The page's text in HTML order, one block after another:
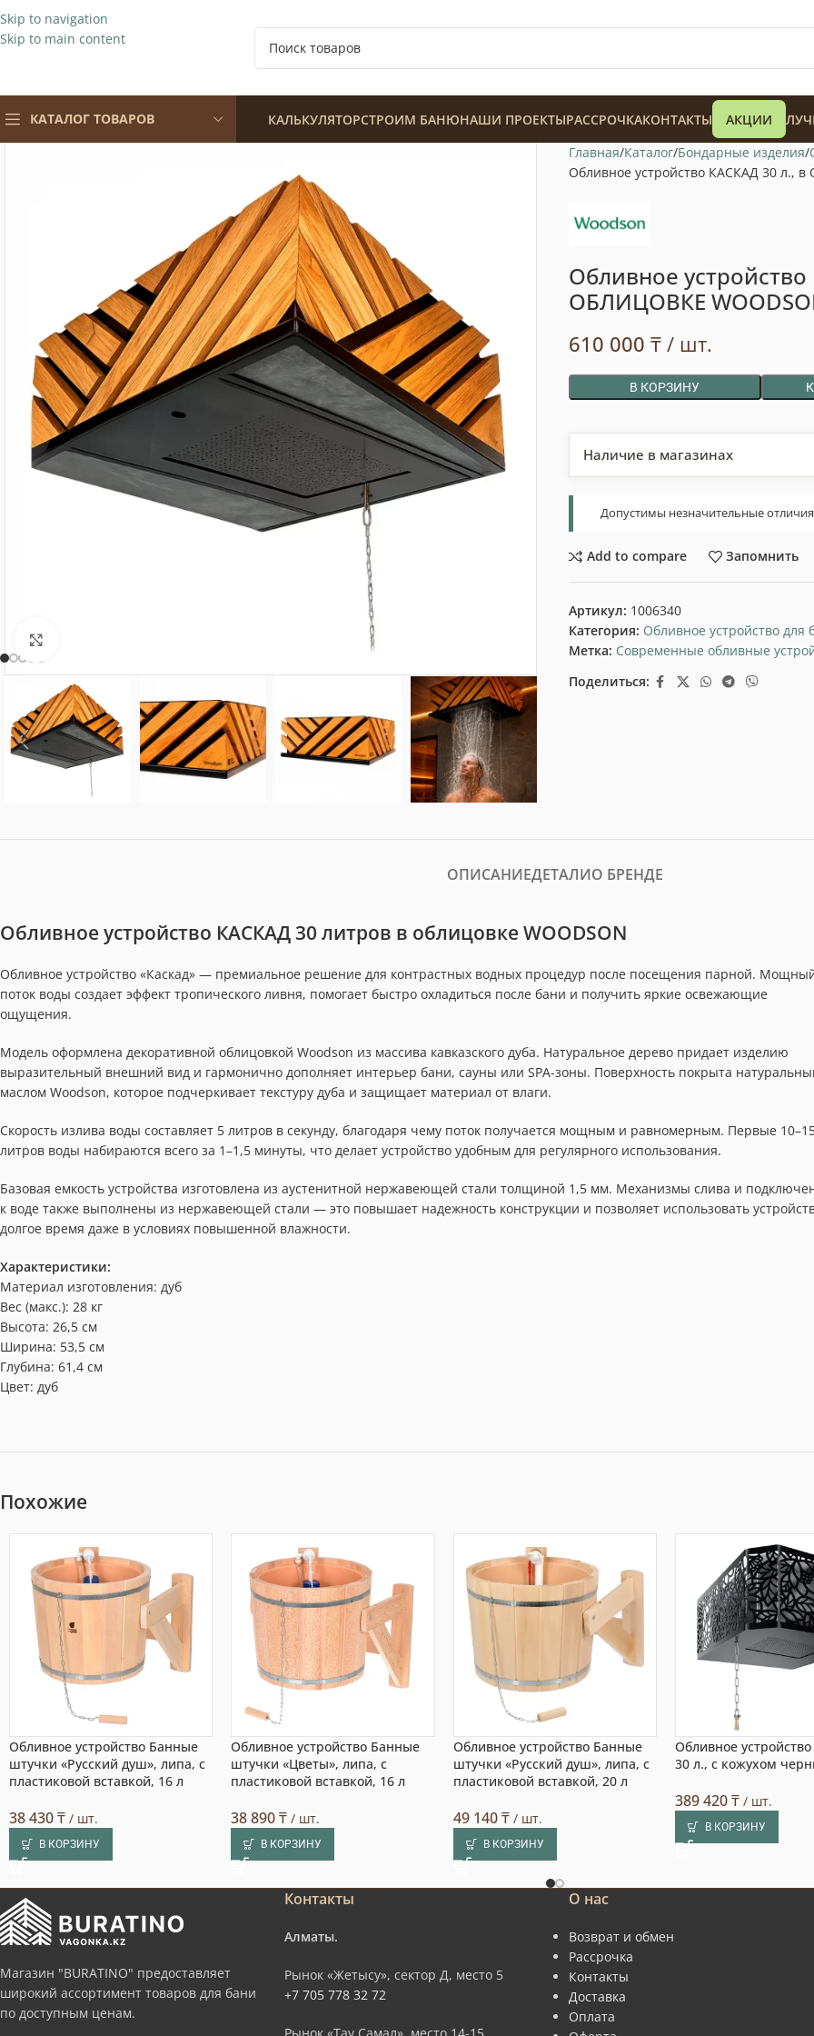
Skip to navigation
Skip to main content
КАТАЛОГ ТОВАРОВ
128 900₸
КАЛЬКУЛЯТОРСТРОИМ БАНЮНАШИ ПРОЕКТЫРАССРОЧКАКОНТАКТЫ АКЦИИ
Главная Каталог Бондарные изделия
Обливное устройство КАСКАД 30 л.,
Обливное
ОБЛИЦОВКЕ
610 000 ₸/ шт.
В КОРЗИНУ
Наличие в магазинах
Допустимы незначительные
Add to compare Запомнить
Артикул: 1006340
Категория: Обливное устройство для
Метка: Современные обливные
Поделиться:
ОПИСАНИЕДЕТАЛИО БРЕНДЕ
Обливное устройство КАСКАД 30 литров в облицовке WOODSON
Обливное устройство «Каскад» — премиальное решение для контрастных водных процедур после посещения парной.
поток воды создает эффект тропического ливня, помогает быстро охладиться после бани и получить яркие освежающие
ощущения.
Модель оформлена декоративной облицовкой Woodson из массива кавказского дуба. Натуральное дерево придает изделию
выразительный внешний вид и гармонично дополняет интерьер бани, сауны или SPA-зоны. Поверхность покрыта
маслом Woodson, которое подчеркивает текстуру дуба и защищает материал от влаги.
Скорость излива воды составляет 5 литров в секунду, благодаря чему поток получается мощным и равномерным. Первые
литров воды набираются всего за 1–1,5 минуты, что делает устройство удобным для регулярного использования.
Базовая емкость устройства изготовлена из аустенитной нержавеющей стали толщиной 1,5 мм. Механизмы слива и
к воде также выполнены из нержавеющей стали — это повышает надежность конструкции и позволяет использовать
долгое время даже в условиях повышенной влажности.
Характеристики:
Материал изготовления: дуб
Вес (макс.): 28 кг
Высота: 26,5 см
Ширина: 53,5 см
Глубина: 61,4 см
Цвет: дуб
Похожие
Обливное устройство Банные
штучки «Русский душ», липа, с
пластиковой вставкой, 16 л
38 430₸ / шт.
В КОРЗИНУ
Обливное устройство Банные
штучки «Цветы», липа, с
пластиковой вставкой, 16 л
38 890₸ / шт.
В КОРЗИНУ
Обливное устройство Банные
штучки «Русский душ», липа, с
пластиковой вставкой, 20 л
49 140₸/ шт.
В КОРЗИНУ
Обливное
30 л., с кожухом
389 420₸ / шт.
В КОРЗИНУ
Магазин "BURATINO" предоставляет
широкий ассортимент товаров для бани
по доступным ценам.
Контакты
Алматы.
Рынок «Жетысу», сектор Д, место 5
+7 705 778 32 72
О нас
Возврат и обмен
Рассрочка
Контакты
Доставка
Оплата